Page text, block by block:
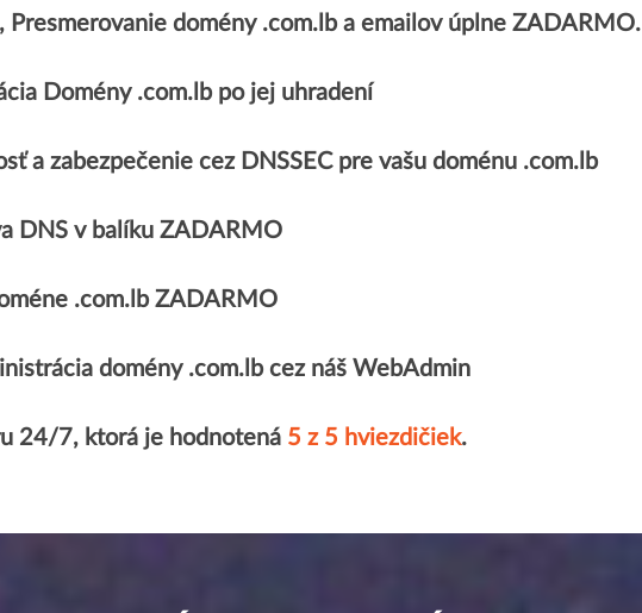
Presmerovanie domény .com.lb a emailov úplne ZADARMO.
Domény .com.lb po jej uhradení
a zabezpečenie cez DNSSEC pre vašu doménu .com.lb
DNS v balíku ZADARMO
.com.lb ZADARMO
domény .com.lb cez náš WebAdmin
24/7, ktorá je hodnotená 5 z 5 hviezdičiek.